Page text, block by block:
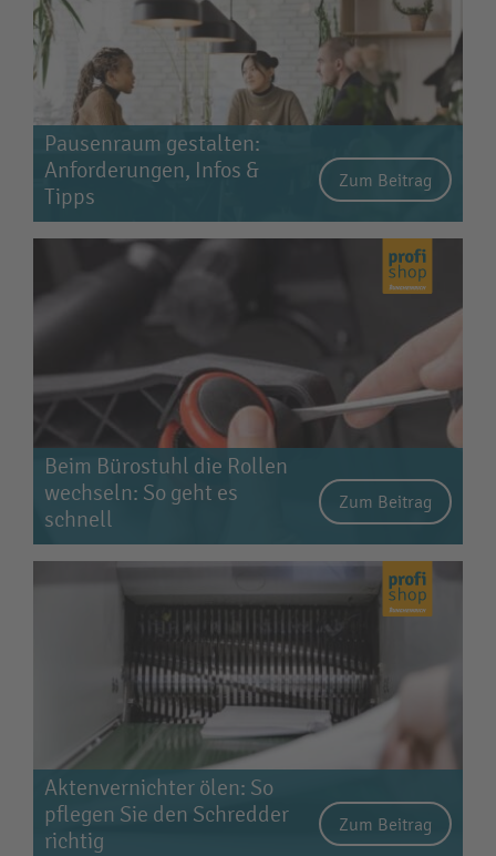
Pausenraum gestalten:
Anforderungen, Infos &
Tipps
Zum Beitrag
Beim Bürostuhl die Rollen
wechseln: So geht es
schnell
Zum Beitrag
Aktenvernichter ölen: So
pflegen Sie den Schredder
richtig
Zum Beitrag